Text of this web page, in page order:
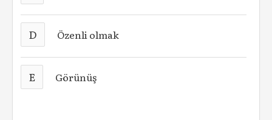
D Özenli olmak
E Görünüş